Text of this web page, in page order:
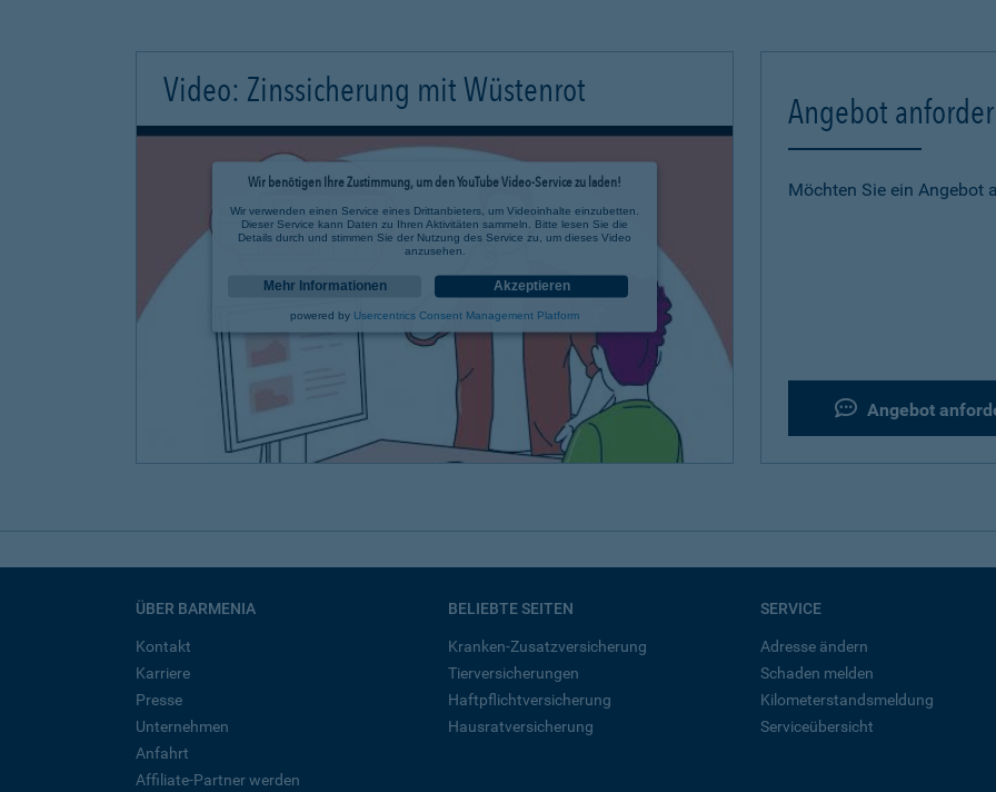
Video: Zinssicherung mit Wüstenrot
Wir benötigen Ihre Zustimmung, um den YouTube Video-Service zu laden!
Wir verwenden einen Service eines Drittanbieters, um Videoinhalte einzubetten.
Dieser Service kann Daten zu Ihren Aktivitäten sammeln. Bitte lesen Sie die
Details durch und stimmen Sie der Nutzung des Service zu, um dieses Video
anzusehen.
Mehr Informationen Akzeptieren
powered by Usercentrics Consent Management Platform
Angebot
Möchten Sie ein Angebot
Angebot
ÜBER BARMENIA
Kontakt
Karriere
Presse
Unternehmen
Anfahrt
Affiliate-Partner werden
BELIEBTE SEITEN
Kranken-Zusatzversicherung
Tierversicherungen
Haftpflichtversicherung
Hausratversicherung
SERVICE
Adresse ändern
Schaden melden
Kilometerstandsmeldung
Serviceübersicht